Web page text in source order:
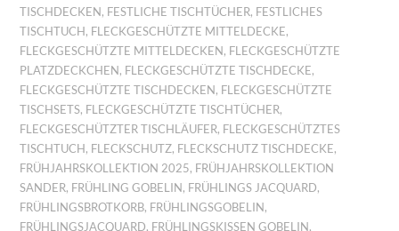
TISCHDECKEN, FESTLICHE TISCHTÜCHER, FESTLICHES
TISCHTUCH, FLECKGESCHÜTZTE MITTELDECKE,
FLECKGESCHÜTZTE MITTELDECKEN, FLECKGESCHÜTZTE
PLATZDECKCHEN, FLECKGESCHÜTZTE TISCHDECKE,
FLECKGESCHÜTZTE TISCHDECKEN, FLECKGESCHÜTZTE
TISCHSETS, FLECKGESCHÜTZTE TISCHTÜCHER,
FLECKGESCHÜTZTER TISCHLÄUFER, FLECKGESCHÜTZTES
TISCHTUCH, FLECKSCHUTZ, FLECKSCHUTZ TISCHDECKE,
FRÜHJAHRSKOLLEKTION 2025, FRÜHJAHRSKOLLEKTION
SANDER, FRÜHLING GOBELIN, FRÜHLINGS JACQUARD,
FRÜHLINGSBROTKORB, FRÜHLINGSGOBELIN,
FRÜHLINGSJACQUARD, FRÜHLINGSKISSEN GOBELIN,